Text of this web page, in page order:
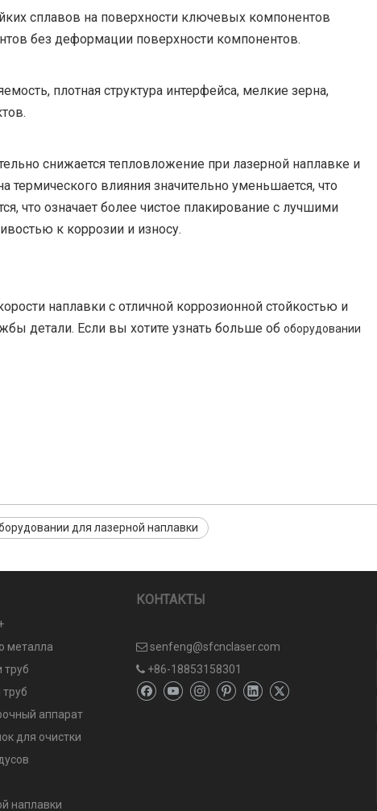
сплавов на поверхности ключевых компонентов
без деформации поверхности компонентов.
плотная структура интерфейса, мелкие зерна,
снижается тепловложение при лазерной наплавке и
термического влияния значительно уменьшается, что
что означает более чистое плакирование с лучшими
к коррозии и износу.
наплавки с отличной коррозионной стойкостью и
детали. Если вы хотите узнать больше об оборудовании
для лазерной наплавки
металла
труб
аппарат
для очистки
наплавки
КОНТАКТЫ
 senfeng@sfcnclaser.com
 +86-18853158301